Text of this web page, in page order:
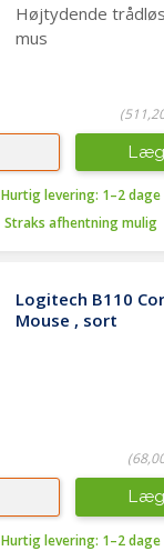
Højtydende
mus
Hurtig levering: 1–2 dage
Straks afhentning mulig
Logitech B110
Mouse , sort
Hurtig levering: 1–2 dage